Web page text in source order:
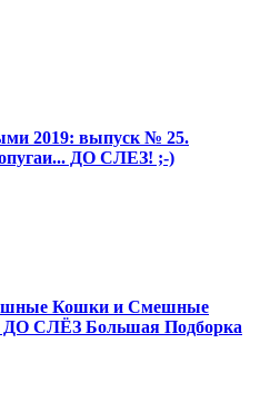
2019: выпуск № 25.
ДО СЛЕЗ! ;-)
Кошки и Смешные
СЛЁЗ Большая Подборка